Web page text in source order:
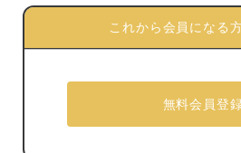
これから会員になる